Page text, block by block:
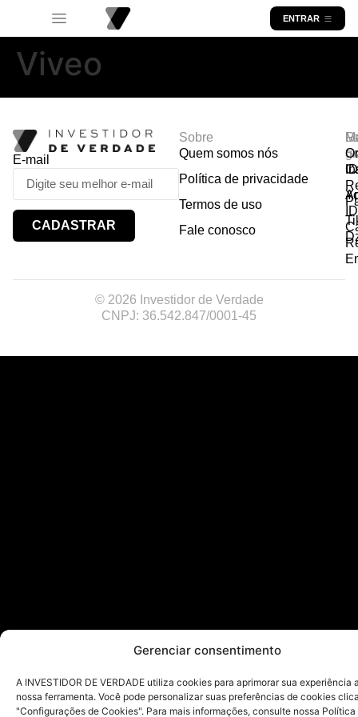
Gerenciar consentimento
A INVESTIDOR DE VERDADE utiliza cookies para aprimorar sua experiência
nossa ferramenta. Você pode personalizar suas preferências de cookies
"Configurações de Cookies". Para mais informações, consulte nossa Política
ENTRAR
Viveo
E-mail
CADASTRAR
Sobre
Quem somos nós
Política de privacidade
Termos de uso
Fale conosco
© 2026 Investidor de Verdade
CNPJ: 36.542.847/0001-45